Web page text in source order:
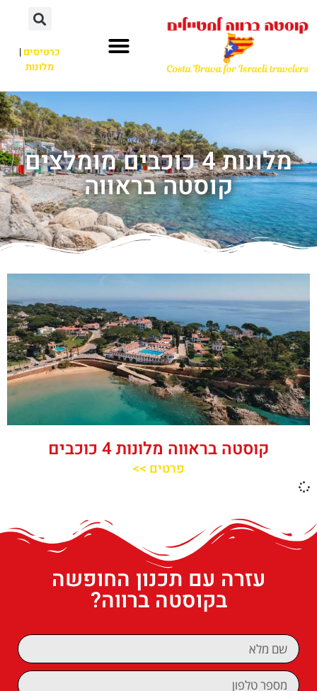
כרטיסים|
מלונות
מלונות 4 כוכבים מומלצים
קוסטה בראווה
קוסטה בראווה מלונות 4 כוכבים
פרטים >>
עזרה עם תכנון החופשה
בקוסטה ברווה?